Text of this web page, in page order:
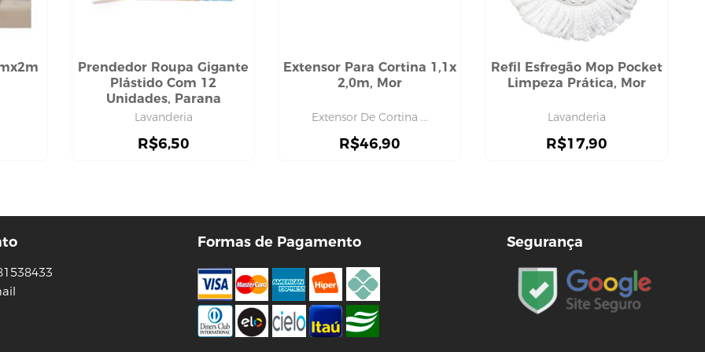
Prendedor Roupa Gigante
Plástido Com 12
Unidades, Parana
Lavanderia
R$6,50
Extensor Para Cortina 1,1x
2,0m, Mor
Extensor De Cortina ...
R$46,90
Refil Esfregão Mop Pocket
Limpeza Prática, Mor
Lavanderia
R$17,90
Formas de Pagamento Segurança